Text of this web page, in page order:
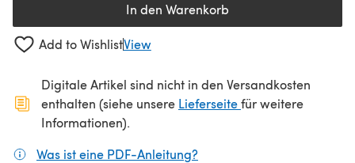
In den Warenkorb
Add to WishlistView
Digitale Artikel sind nicht in den Versandkosten
enthalten (siehe unsere Lieferseite(öffnet sich in
für weitere
Informationen).
Was ist eine PDF-Anleitung?